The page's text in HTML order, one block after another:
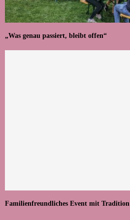
„Was genau passiert, bleibt offen“
Familienfreundliches Event mit Tradition